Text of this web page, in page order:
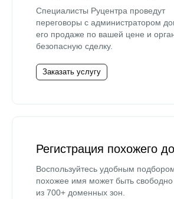
Специалисты Руцентра проведут
переговоры с администратором
его продаже по вашей цене и
безопасную сделку.
Заказать услугу
Регистрация похожего
Воспользуйтесь удобным
похожее имя может быть
из 700+ доменных зон.